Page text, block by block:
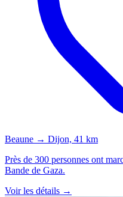
Beaune → Dijon, 41 km
Près de 300 personnes ont
Bande de Gaza.
Voir les détails →